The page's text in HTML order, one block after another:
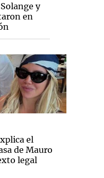
y
en
el
de Mauro
legal